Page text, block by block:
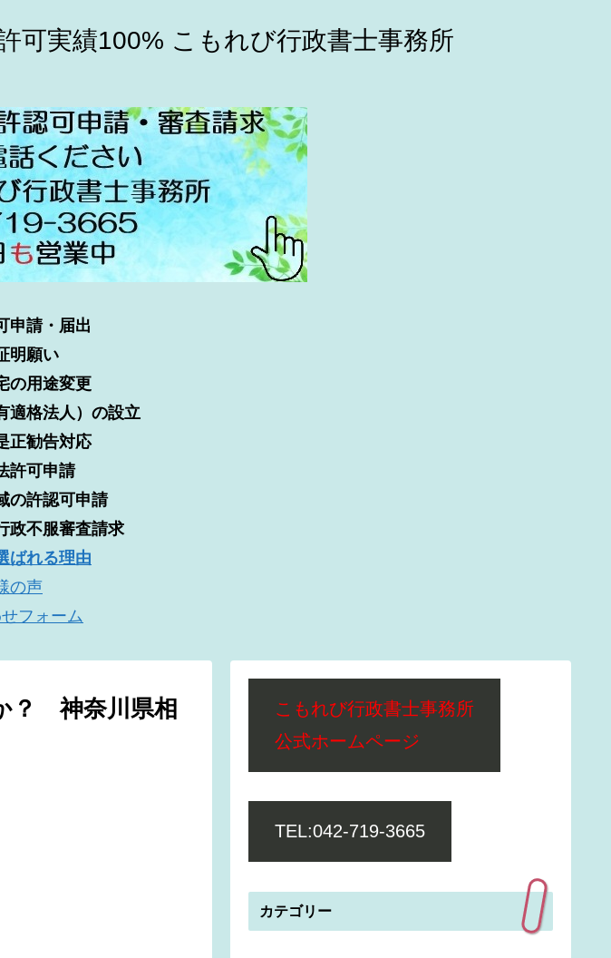
可実績100% こもれび行政書士事務所
申請・届出
明願い
の用途変更
適格法人）の設立
正勧告対応
許可申請
の許認可申請
政不服審査請求
ばれる理由
の声
フォーム
？ 神奈川県相
こもれび行政書士事務所
公式ホームページ
TEL:042-719-3665
カテゴリー